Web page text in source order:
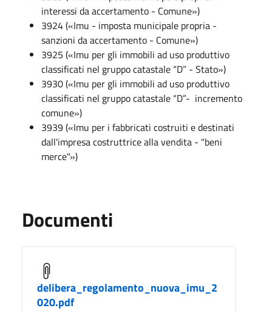
interessi da accertamento - Comune»)
3924 («Imu - imposta municipale propria -
sanzioni da accertamento - Comune»)
3925 («Imu per gli immobili ad uso produttivo
classificati nel gruppo catastale “D” - Stato»)
3930 («Imu per gli immobili ad uso produttivo
classificati nel gruppo catastale “D”- incremento
comune»)
3939 («Imu per i fabbricati costruiti e destinati
dall'impresa costruttrice alla vendita - "beni
merce"»)
Documenti
delibera_regolamento_nuova_imu_2
020.pdf